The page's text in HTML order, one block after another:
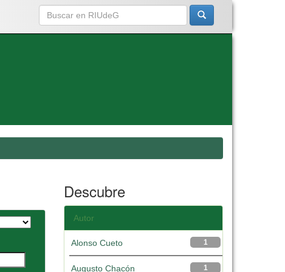
Descubre
Autor
1
Alonso Cueto
1
Augusto Chacón